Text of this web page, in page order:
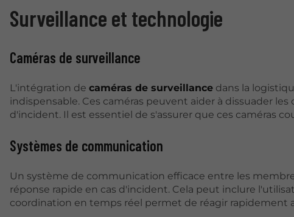
Surveillance et technologie
Caméras de surveillance
L'intégration de caméras de surveillance dans la
indispensable. Ces caméras peuvent aider à dissuader
d'incident. Il est essentiel de s'assurer que ces caméras
Systèmes de communication
Un système de communication efficace entre les
réponse rapide en cas d'incident. Cela peut inclure
coordination en temps réel permet de réagir rapidement